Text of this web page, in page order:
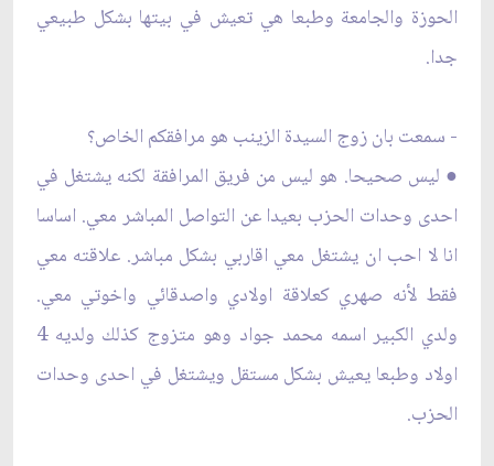
الحوزة والجامعة وطبعا هي تعيش في بيتها بشكل طبيعي
جدا.
- سمعت بان زوج السيدة الزينب هو مرافقكم الخاص؟
● ليس صحيحا. هو ليس من فريق المرافقة لكنه يشتغل في
احدى وحدات الحزب بعيدا عن التواصل المباشر معي. اساسا
انا لا احب ان يشتغل معي اقاربي بشكل مباشر. علاقته معي
فقط لأنه صهري كعلاقة اولادي واصدقائي واخوتي معي.
ولدي الكبير اسمه محمد جواد وهو متزوج كذلك ولديه 4
اولاد وطبعا يعيش بشكل مستقل ويشتغل في احدى وحدات
الحزب.